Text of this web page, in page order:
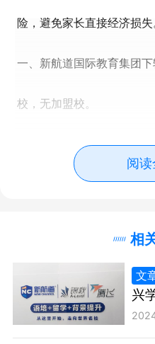
险，避免家长直接经济损
一、新航道国际教育集团
校，无加盟校。
新航道46家直营学校分别
沙、天津、苏州、无锡、
宁、温州、金华、嘉兴、
阅
相
文
兴